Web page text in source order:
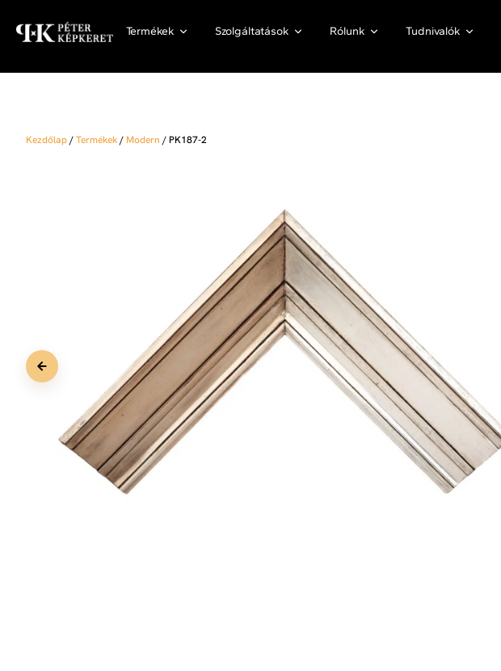
Termékek Szolgáltatások Rólunk Tudnivalók
Kezdőlap/Termékek/ Modern /PK187-2